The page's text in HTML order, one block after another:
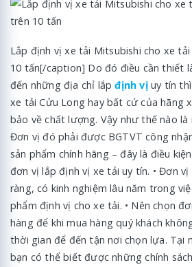
Lắp định vị xe tải Mitsubishi cho xe
10 tấn[/caption] Do đó điều cần thiết
đến những địa chỉ lắpđịnh vịuy tín thì
xe tải Cửu Long hay bất cứ của hãng
bảo về chất lượng. Vậy như thế nào là
Đơn vị đó phải được BGTVT công
sản phẩm chính hãng – đây là điều
đơn vị lắp định vị xe tải uy tín. • Đơn
ràng, có kinh nghiệm lâu năm trong
phẩm định vị cho xe tải. • Nên chọn
hàng để khi mua hàng quý khách
thời gian để đến tận nơi chọn lựa. Tại
bạn có thể biết được những chính